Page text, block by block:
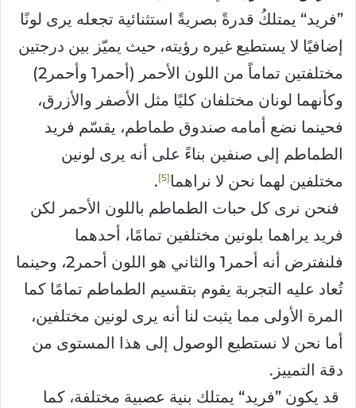
”فريد“ يمتلكُ قدرةً بصريةً استثنائية تجعله يرى لونًا
إضافيًا لا يستطيع غيره رؤيته، حيث يميّز بين درجتين
مختلفتين تماماً من اللون الأحمر (أحمر1 وأحمر2)
وكأنهما لونان مختلفان كليًا مثل الأصفر والأزرق،
فحينما نضع أمامه صندوق طماطم، يقسّم فريد
الطماطم إلى صنفين بناءً على أنه يرى لونين
مختلفين لهما نحن لا نراهما 5
.
فنحن نرى كل حبات الطماطم باللون الأحمر لكن
فريد يراهما بلونين مختلفين تمامًا، أحدهما
فلنفترض أنه أحمر1 والثاني هو اللون أحمر2، وحينما
تُعاد عليه التجربة يقوم بتقسيم الطماطم تمامًا كما
المرة الأولى مما يثبت لنا أنه يرى لونين مختلفين،
أما نحن لا نستطيع الوصول إلى هذا المستوى من
دقة التمييز.
قد يكون ”فريد“ يمتلك بنية عصبية مختلفة، كما